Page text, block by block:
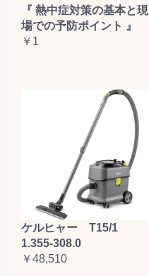
『 熱中症対策の基本と現
場での予防ポイント 』
￥1
ケルヒャー T15/1
1.355-308.0
￥48,510